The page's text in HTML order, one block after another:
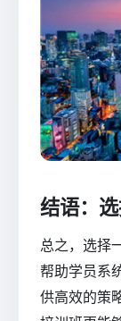
结语：
总之，选择
帮助学员系
供高效的策